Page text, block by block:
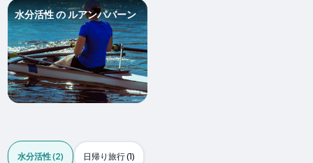
水分活性 の ルアンパバーン
水分活性 (2) 日帰り旅行 (1)